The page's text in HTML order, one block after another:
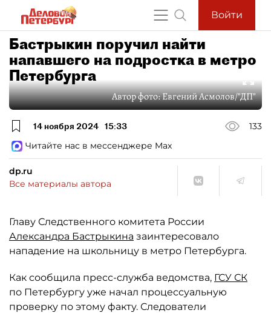
Войти
Бастрыкин поручил найти
напавшего на подростка в метро
Петербурга
Автор фото:Евгений Асмолов/"ДП"
14 ноября 2024 15:33
133
Читайте нас в мессенджере Max
dp.ru
Все материалы автора
Главу Следственного комитета России
Александра Бастрыкина заинтересовало
нападение на школьницу в метро Петербурга.
Как сообщила пресс-служба ведомства, ГСУ СК
по Петербургу уже начал процессуальную
проверку по этому факту. Следователи